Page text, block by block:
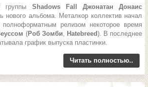
группы Shadows Fall Джонатан Донаис
нового альбома. Металкор коллектив начал
релизом некоторое время
(Роб Зомби, Hatebreed). В последнее
график выпуска пластинки.
Читать полностью..